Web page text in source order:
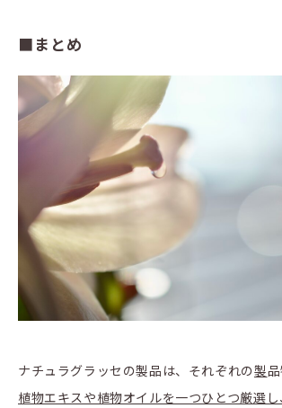
■まとめ
ナチュラグラッセの製品は、それぞれの製
植物エキスや植物オイルを一つひとつ厳選